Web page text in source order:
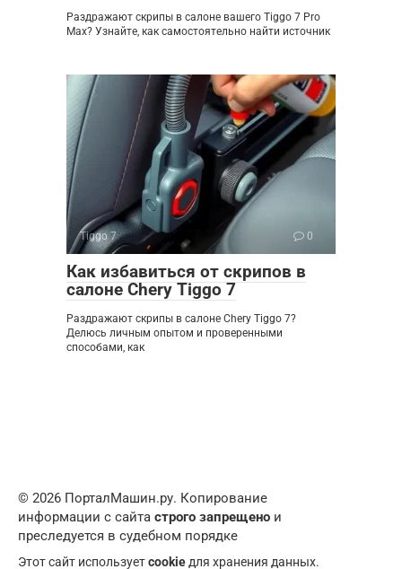
Раздражают скрипы в салоне вашего Tiggo 7 Pro
Max? Узнайте, как самостоятельно найти источник
Tiggo 7 0
Как избавиться от скрипов в
салоне Chery Tiggo 7
Раздражают скрипы в салоне Chery Tiggo 7?
Делюсь личным опытом и проверенными
способами, как
© 2026 ПорталМашин.ру. Копирование
информации с сайта строго запрещено и
преследуется в судебном порядке
Этот сайт используетcookieдля хранения данных.